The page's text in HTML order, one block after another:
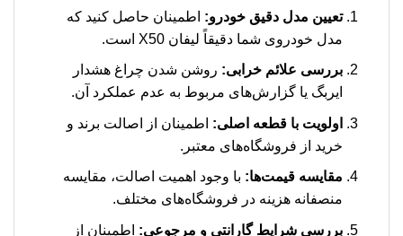
تعیین مدل دقیق خودرو: اطمینان حاصل کنید که
مدل خودروی شما دقیقاً لیفان X50 است.
بررسی علائم خرابی: روشن شدن چراغ هشدار
ایربگ یا گزارش‌های مربوط به عدم عملکرد آن.
اولویت با قطعه اصلی: اطمینان از اصالت برند و
خرید از فروشگاه‌های معتبر.
مقایسه قیمت‌ها: با وجود اهمیت اصالت، مقایسه
منصفانه هزینه در فروشگاه‌های مختلف.
بررسی شرایط گارانتی و مرجوعی: اطمینان از